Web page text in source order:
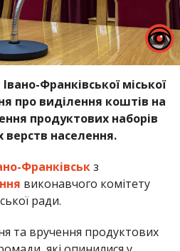
Франківської міської
про виділення коштів на
продуктових наборів
населення.
Франківськз
виконавчого комітету
ради.
та вручення продуктових